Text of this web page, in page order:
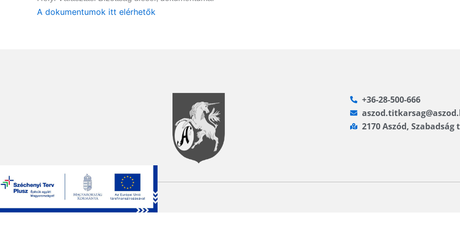
A dokumentumok itt elérhetők
+36-28-500-666
2170 Aszód, Szabadság
Copyright © 2025 Aszód